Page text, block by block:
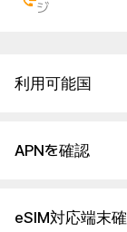
ジ
利用可能国
APNを確認
eSIM対応端末